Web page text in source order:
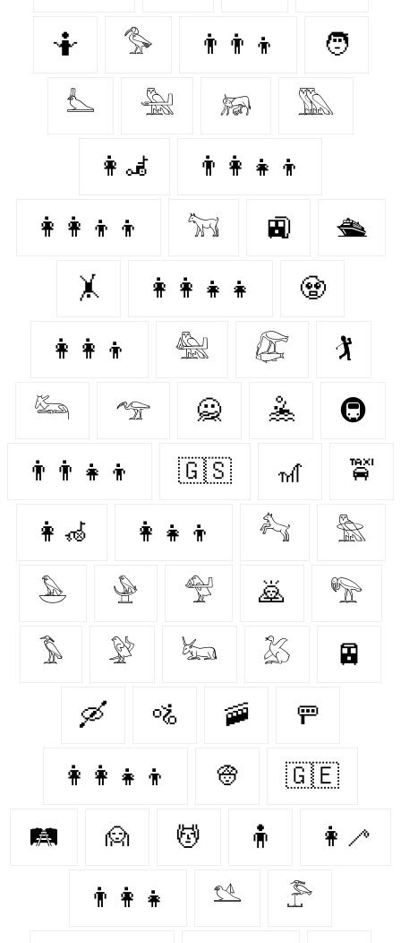
🤷‍ 𓅜 👨‍👨‍👦 🧑‍
𓅏 𓅖 𓃖 𓅔
👩‍🦼 👨‍👩‍👧‍👦
👩‍👩‍👦‍👦 𓃙 🚉 🛳
🤸‍ 👩‍👩‍👧‍👧 🧟‍
👩‍👩‍👦 𓅕 𓅻 🏌️‍
𓃛 𓅠 🙅‍ 🤽‍ 🚇
👨‍👨‍👧‍👦 🇬🇸 🎢 🚖
👩‍🦽 👩‍👧‍👦 𓃚 𓅗
𓅅 𓅈 𓅵 🙇‍ 𓅟
𓅣 𓅶 𓃜 𓅷 🚈
🛶 🚵‍ 🚠 🚥
👩‍👩‍👧‍👦 👳‍ 🇬🇪
🛤 🙍‍ 💆‍ 🧍‍ 👩‍🦯
👨‍👩‍👧 𓅎 𓅤